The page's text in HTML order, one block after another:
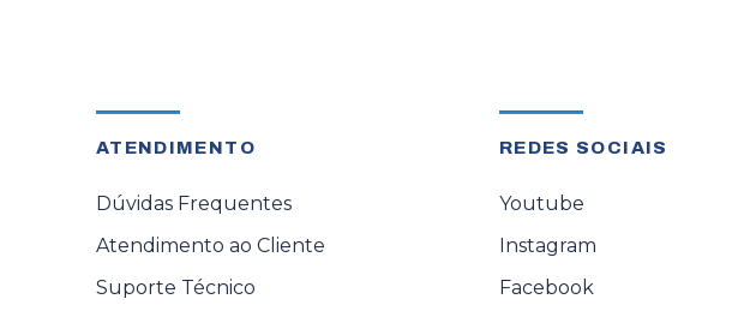
ATENDIMENTO
Dúvidas Frequentes
Atendimento ao Cliente
Suporte Técnico
REDES SOCIAIS
Youtube
Instagram
Facebook